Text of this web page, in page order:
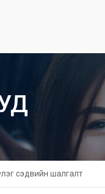
сэдвийн шалгалт